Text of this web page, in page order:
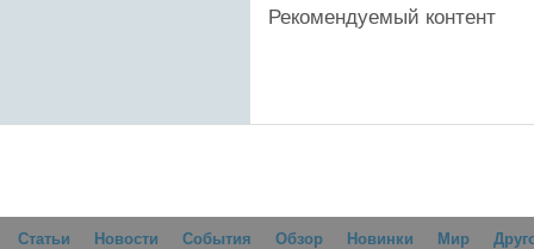
Рекомендуемый контент
Статьи Новости События Обзор Новинки Мир